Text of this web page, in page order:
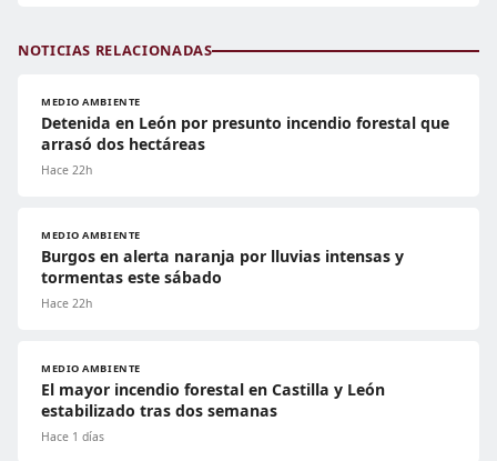
NOTICIAS RELACIONADAS
MEDIO AMBIENTE
Detenida en León por presunto incendio forestal que
arrasó dos hectáreas
Hace 22h
MEDIO AMBIENTE
Burgos en alerta naranja por lluvias intensas y
tormentas este sábado
Hace 22h
MEDIO AMBIENTE
El mayor incendio forestal en Castilla y León
estabilizado tras dos semanas
Hace 1 días